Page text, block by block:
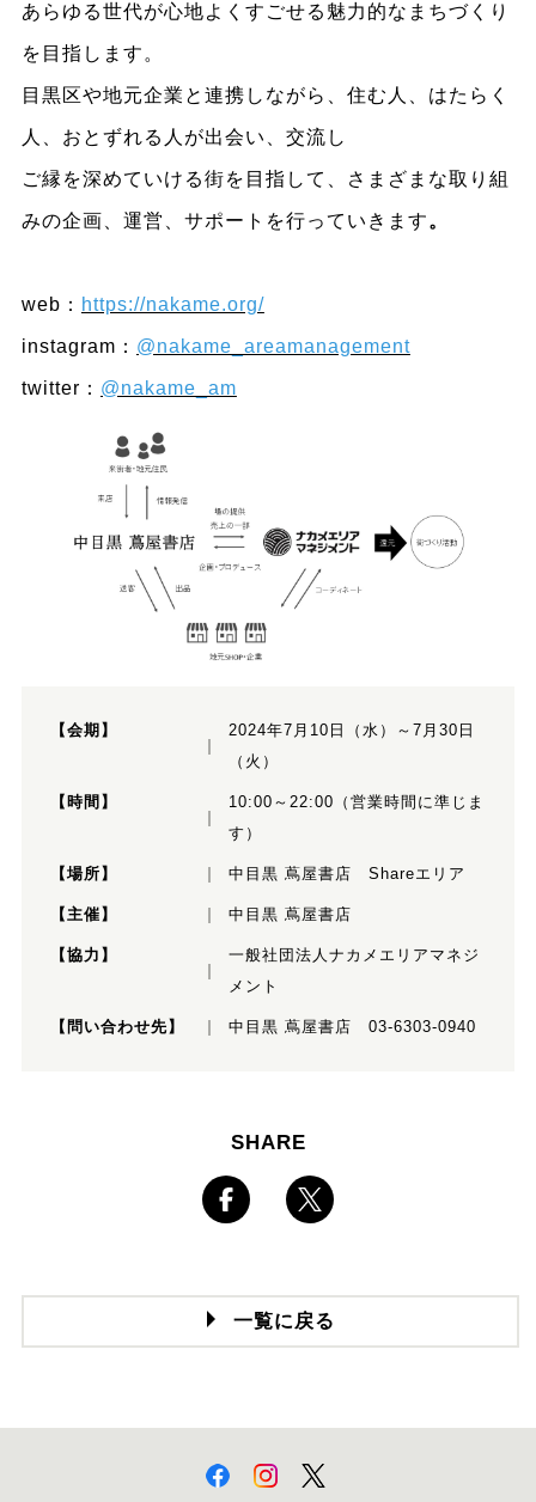
あらゆる世代が心地よくすごせる魅力的なまちづくり
を目指します。
目黒区や地元企業と連携しながら、住む人、はたらく
人、おとずれる人が出会い、交流し
ご縁を深めていける街を目指して、さまざまな取り組
みの企画、運営、サポートを行っていきます。
web： https://nakame.org/
instagram： @nakame_areamanagement
twitter： @nakame_am
【会期】
2024年7月10日（水）～7月30日
（火）
【時間】
10:00～22:00（営業時間に準じま
す）
【場所】 中目黒 蔦屋書店 Shareエリア
【主催】 中目黒 蔦屋書店
【協力】
一般社団法人ナカメエリアマネジ
メント
【問い合わせ先】 中目黒 蔦屋書店 03-6303-0940
SHARE
一覧に戻る